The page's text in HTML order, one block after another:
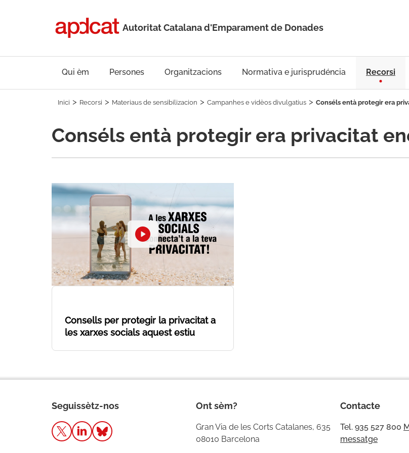
Autoritat Catalana d'Emparament de Donades
Qui èm Persones Organitzacions Normativa e jurisprudéncia Recorsi
Inici Recorsi Materiaus de sensibilizacion Campanhes e vidèos divulgatius Conséls entà protegir era
Conséls entà protegir era privacitat
Consells per protegir la privacitat a
les xarxes socials aquest estiu
Seguissètz-nos Ont sèm?
Gran Via de les Corts Catalanes, 635
08010 Barcelona
Contacte
Tel. 935 527 800
messatge